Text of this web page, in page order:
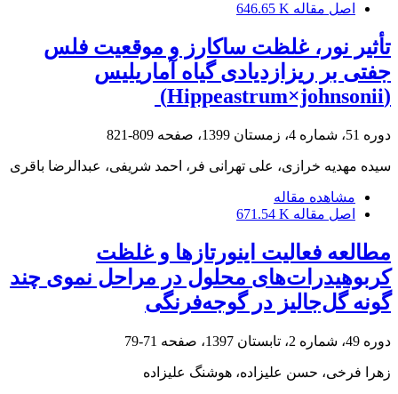
اصل مقاله 646.65 K
تأثیر نور، غلظت ساکارز و موقعیت فلس
جفتی بر ریزازدیادی گیاه آماریلیس
‏‏(‏Hippeastrum×johnsonii‏) ‏
دوره 51، شماره 4، زمستان 1399، صفحه 809-821
سیده مهدیه خرازی، علی تهرانی فر، احمد شریفی، عبدالرضا باقری
مشاهده مقاله
اصل مقاله 671.54 K
مطالعه فعالیت اینورتازها و غلظت
کربوهیدرات‌های محلول در مراحل نموی چند
گونه گل‌جالیز در گوجه‌فرنگی
دوره 49، شماره 2، تابستان 1397، صفحه 71-79
زهرا فرخی، حسن علیزاده، هوشنگ علیزاده